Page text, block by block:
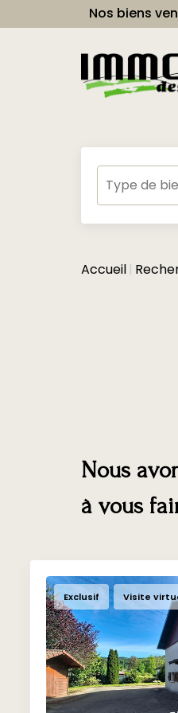
Nos biens
Accueil
Nous
à vous
Exclusif Visite